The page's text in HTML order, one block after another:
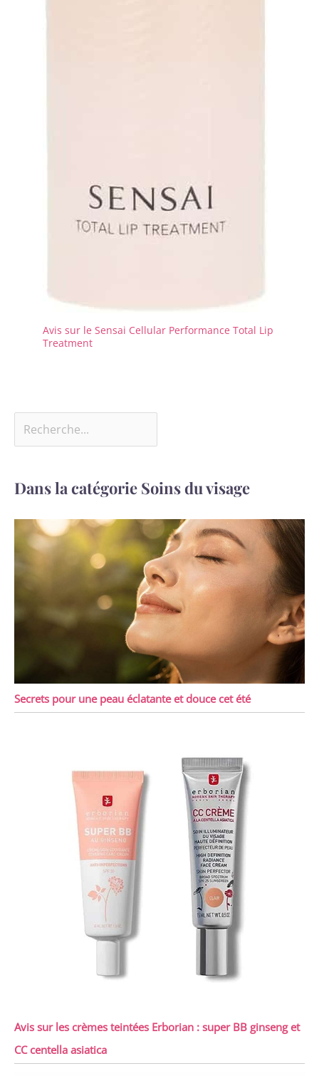
Avis sur le Sensai Cellular Performance Total Lip
Treatment
Dans la catégorie Soins du visage
Secrets pour une peau éclatante et douce cet été
Avis sur les crèmes teintées Erborian : super BB ginseng et
CC centella asiatica